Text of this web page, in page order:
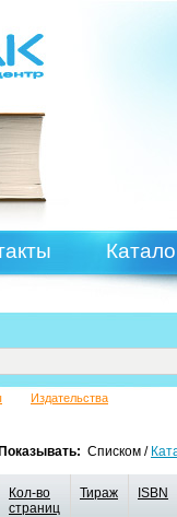
Издательства
Показывать: Списком /
Кол-во
страниц
Тираж ISBN